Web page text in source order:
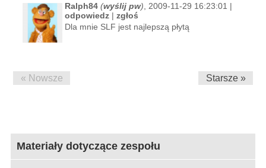
Ralph84 (wyślij pw) , 2009-11-29 16:23:01 |
odpowiedz| zgłoś
Dla mnie SLF jest najlepszą płytą
« Nowsze Starsze »
Materiały dotyczące zespołu